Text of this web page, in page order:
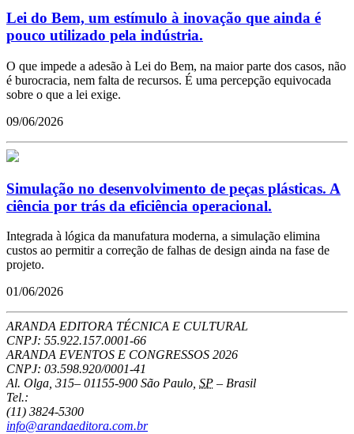
Lei do Bem, um estímulo à inovação que ainda é
pouco utilizado pela indústria.
O que impede a adesão à Lei do Bem, na maior parte dos casos, não
é burocracia, nem falta de recursos. É uma percepção equivocada
sobre o que a lei exige.
09/06/2026
Simulação no desenvolvimento de peças plásticas. A
ciência por trás da eficiência operacional.
Integrada à lógica da manufatura moderna, a simulação elimina
custos ao permitir a correção de falhas de design ainda na fase de
projeto.
01/06/2026
ARANDA EDITORA TÉCNICA E CULTURAL
CNPJ: 55.922.157.0001-66
ARANDA EVENTOS E CONGRESSOS 2026
CNPJ: 03.598.920/0001-41
Al. Olga, 315– 01155-900 São Paulo, SP – Brasil
Tel.:
(11) 3824-5300
info@arandaeditora.com.br